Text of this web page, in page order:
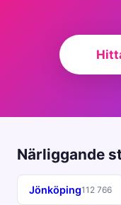
Närliggande
Jönköping112 766